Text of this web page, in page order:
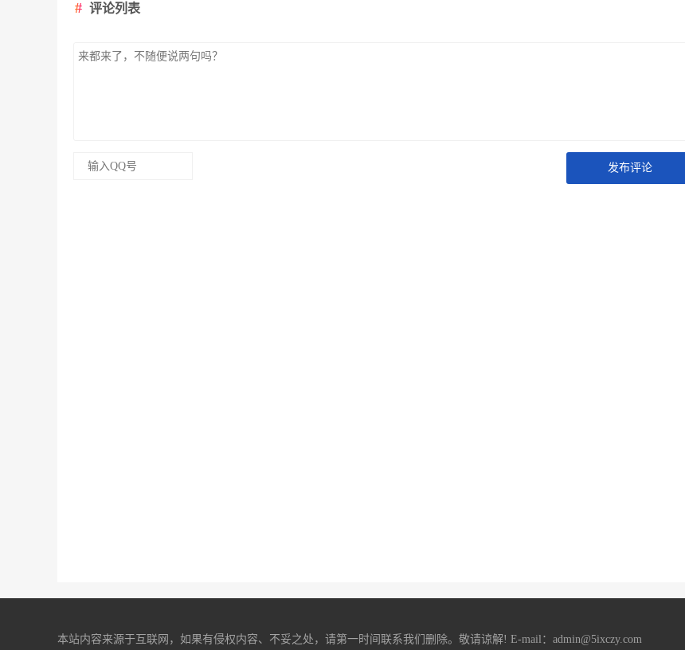
评论列表
发布评论
本站内容来源于互联网，如果有侵权内容、不妥之处，请第一时间联系我们删除。敬请谅解! E-mail：admin@5ixczy.com